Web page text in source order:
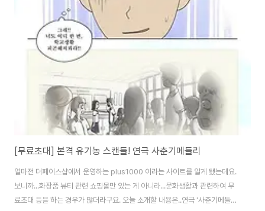
입장을 완료했습니다. 심장이 간질거리며 시작되는 첫사랑의 울림.첫사랑이란
단어는 괜시리 아련해지는 기분이 들게 만들죠. 제가 갔던 날엔,한정우 역에 '정
현준' / 이역호 역 '신동아' / 임덕원 역 '조은호' / 신영복 역 '김승민' / 양아영 역
'조아라..
[무료초대] 본격 유기농 스캔들! 연극 사춘기메들리
얼마전 더페이스샵에서 운영하는 plus1000 이라는 사이트를 알게 됐는데요.
보니까...화장품 뷰티 관련 쇼핑몰만 있는 게 아니라...문화생활과 관련하여 무
료초대 등을 하는 경우가 많더라구요. 오늘 소개할 내용은..연극 '사춘기메들리'